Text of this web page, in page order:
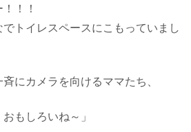
！！
トイレスペースにこもっていまし
にカメラを向けるママたち、
もしろいね～」